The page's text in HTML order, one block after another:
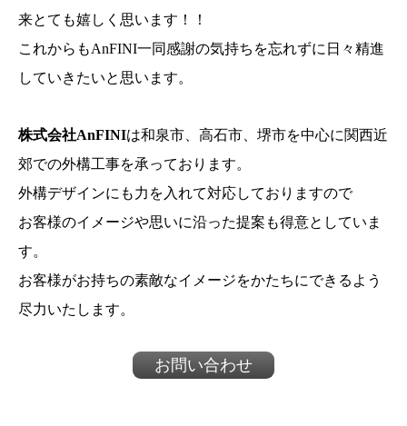
来とても嬉しく思います！！
これからもAnFINI一同感謝の気持ちを忘れずに日々精進
していきたいと思います。
株式会社AnFINIは和泉市、高石市、堺市を中心に関西近
郊での外構工事を承っております。
外構デザインにも力を入れて対応しておりますので
お客様のイメージや思いに沿った提案も得意としていま
す。
お客様がお持ちの素敵なイメージをかたちにできるよう
尽力いたします。
お問い合わせ